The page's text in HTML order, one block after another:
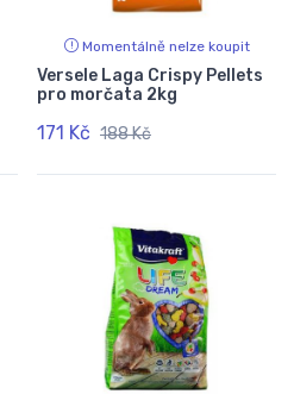
Momentálně nelze koupit
Versele Laga Crispy Pellets
pro morčata 2kg
171 Kč 188 Kč